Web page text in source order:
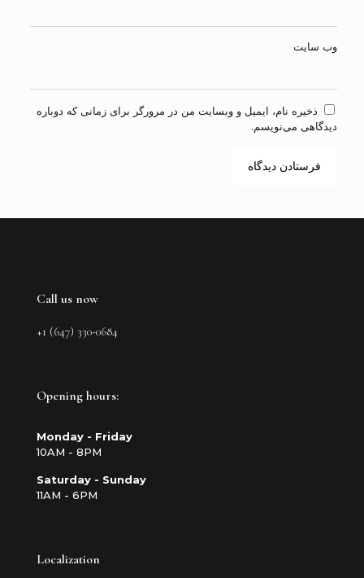
وب‌ سایت
ذخیره نام، ایمیل و وبسایت من در مرورگر برای زمانی که دوباره
دیدگاهی می‌نویسم.
Call us now
+1 (647) 330-0684
Opening hours:
Monday - Friday
10AM - 8PM
Saturday - Sunday
11AM - 6PM
Localization